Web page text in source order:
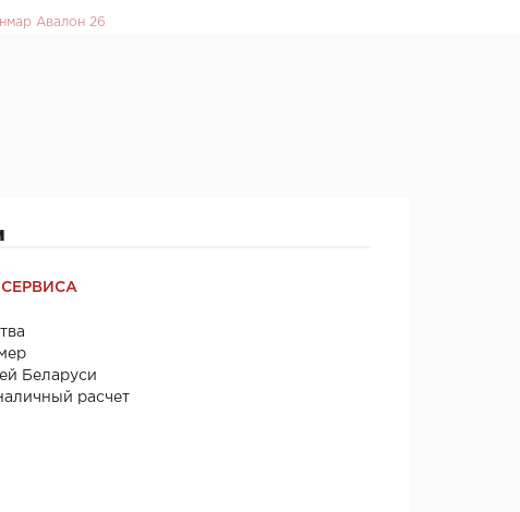
Авалон 26
Беларуси
расчет